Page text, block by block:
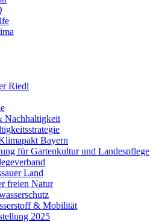
Riedl
Nachhaltigkeit
Bayern
für Gartenkultur und Landespflege
Land
freien Natur
& Mobilität
2025